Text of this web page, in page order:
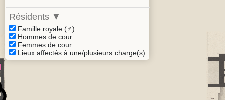
Résidents ▼
Famille royale (♂)
Hommes de cour
Femmes de cour
Lieux affectés à une/plusieurs charge(s)